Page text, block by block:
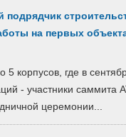
подрядчик
на первых
5 корпусов, где в
- участники
церемонии...